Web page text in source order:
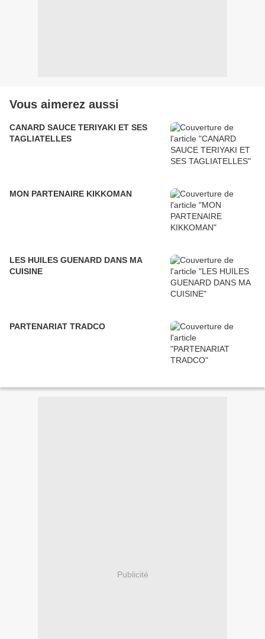
Vous aimerez aussi
CANARD SAUCE TERIYAKI ET SES
TAGLIATELLES
MON PARTENAIRE KIKKOMAN
LES HUILES GUENARD DANS MA
CUISINE
PARTENARIAT TRADCO
Publicité